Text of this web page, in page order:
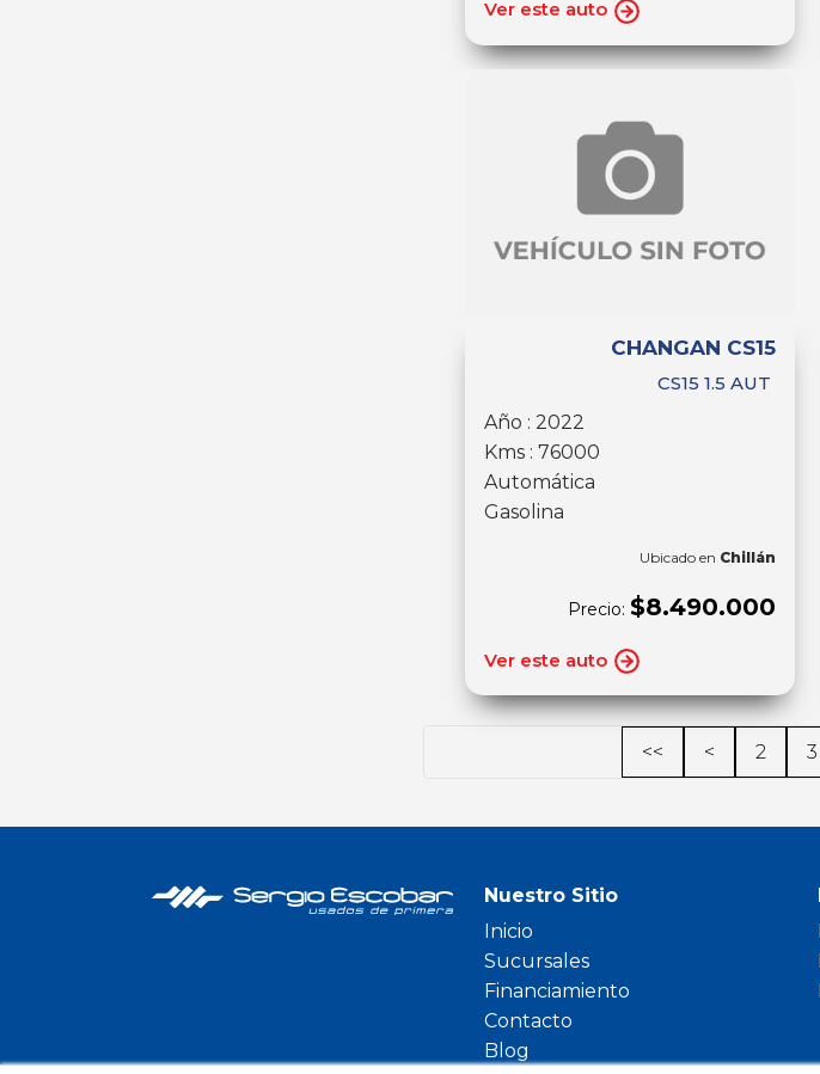
Ver este auto
CHANGAN CS15
CS15 1.5 AUT
Año : 2022
Kms : 76000
Automática
Gasolina
Ubicado en Chillán
Precio: $8.490.000
Ver este auto
<< < 2 3
Nuestro Sitio
Inicio
Sucursales
Financiamiento
Contacto
Blog